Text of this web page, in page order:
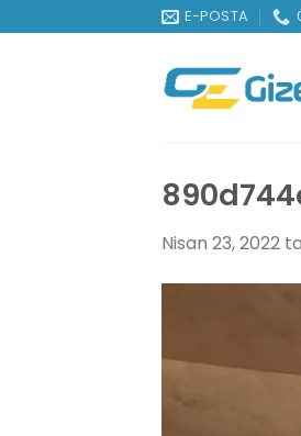
atla
E-POSTA
Nisan 23, 2022